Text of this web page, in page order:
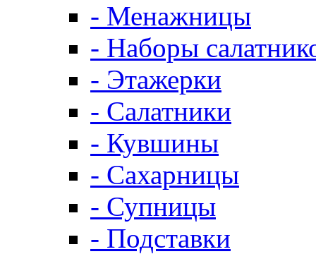
- Менажницы
- Наборы
- Этажерки
- Салатники
- Кувшины
- Сахарницы
- Супницы
- Подставки